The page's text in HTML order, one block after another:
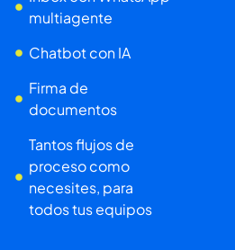
multiagente
Chatbot con IA
Firma de
documentos
Tantos flujos de
proceso como
necesites, para
todos tus equipos